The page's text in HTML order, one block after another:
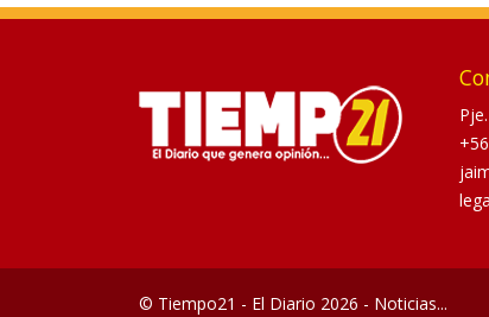
© Tiempo21 - El Diario 2026 - Noticias...